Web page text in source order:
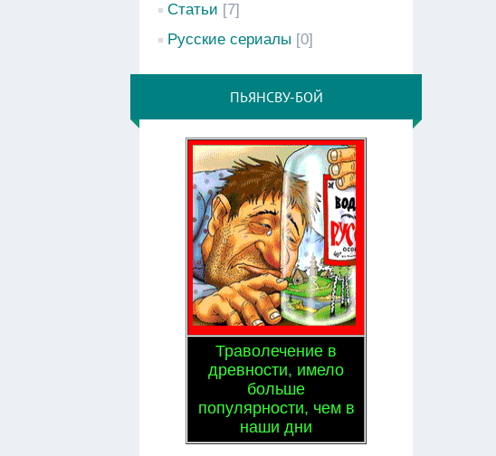
Статьи [7]
Русские сериалы [0]
ПЬЯНСВУ-БОЙ
Траволечение в
древности, имело
больше
популярности, чем в
наши дни